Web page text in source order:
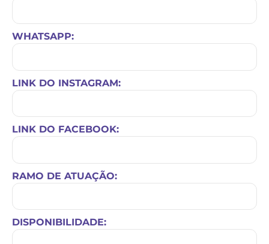
WHATSAPP:
LINK DO INSTAGRAM:
LINK DO FACEBOOK:
RAMO DE ATUAÇÃO:
DISPONIBILIDADE: